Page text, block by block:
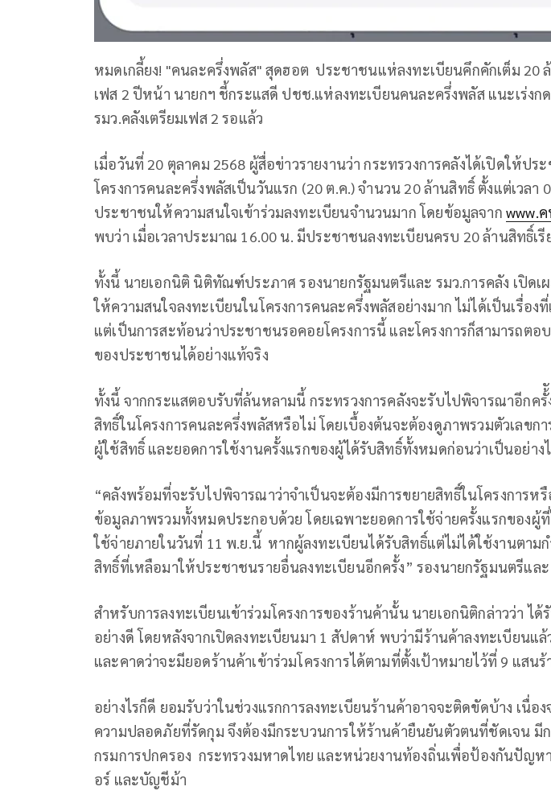
หมดเกลี้ยง! "คนละครึ่งพลัส" สุดฮอต ประชาชนแห่ลงทะเบียนคึกคักเต็ม 20
เฟส 2 ปีหน้า นายกฯ ชี้กระแสดี ปชช.แห่ลงทะเบียนคนละครึ่งพลัส แนะเร่งก
รมว.คลังเตรียมเฟส 2 รอแล้ว
เมื่อวันที่ 20 ตุลาคม 2568 ผู้สื่อข่าวรายงานว่า กระทรวงการคลังได้เปิดให้ปร
โครงการคนละครึ่งพลัสเป็นวันแรก (20 ต.ค.) จำนวน 20 ล้านสิทธิ์ ตั้งแต่เวลา
ประชาชนให้ความสนใจเข้าร่วมลงทะเบียนจำนวนมาก โดยข้อมูลจาก www.
พบว่า เมื่อเวลาประมาณ 16.00 น. มีประชาชนลงทะเบียนครบ 20 ล้านสิทธิ์เรี
ทั้งนี้ นายเอกนิติ นิติทัณฑ์ประภาศ รองนายกรัฐมนตรีและ รมว.การคลัง เปิดเ
ให้ความสนใจลงทะเบียนในโครงการคนละครึ่งพลัสอย่างมาก ไม่ได้เป็นเรื่อง
แต่เป็นการสะท้อนว่าประชาชนรอคอยโครงการนี้ และโครงการก็สามารถตอ
ของประชาชนได้อย่างแท้จริง
ทั้งนี้ จากกระแสตอบรับที่ล้นหลามนี้ กระทรวงการคลังจะรับไปพิจารณาอีกครั้ั
สิทธิ์ในโครงการคนละครึ่งพลัสหรือไม่ โดยเบื้องต้นจะต้องดูภาพรวมตัวเลขก
ผู้ใช้สิทธิ์ และยอดการใช้งานครั้งแรกของผู้ได้รับสิทธิ์ทั้งหมดก่อนว่าเป็นอย่าง
“คลังพร้อมที่จะรับไปพิจารณาว่าจำเป็นจะต้องมีการขยายสิทธิ์ในโครงการห
ข้อมูลภาพรวมทั้งหมดประกอบด้วย โดยเฉพาะยอดการใช้จ่ายครั้งแรกของผู้
ใช้จ่ายภายในวันที่ 11 พ.ย.นี้ หากผู้ลงทะเบียนได้รับสิทธิ์แต่ไม่ได้ใช้งานตาม
สิทธิ์ที่เหลือมาให้ประชาชนรายอื่นลงทะเบียนอีกครั้ง” รองนายกรัฐมนตรีและ
สำหรับการลงทะเบียนเข้าร่วมโครงการของร้านค้านั้น นายเอกนิติกล่าวว่า ไ
อย่างดี โดยหลังจากเปิดลงทะเบียนมา 1 สัปดาห์ พบว่ามีร้านค้าลงทะเบียนแล้
และคาดว่าจะมียอดร้านค้าเข้าร่วมโครงการได้ตามที่ตั้งเป้าหมายไว้ที่ 9 แสนร้
อย่างไรก็ดี ยอมรับว่าในช่วงแรกการลงทะเบียนร้านค้าอาจจะติดขัดบ้าง เนื่อ
ความปลอดภัยที่รัดกุม จึงต้องมีกระบวนการให้ร้านค้ายืนยันตัวตนที่ชัดเจน มี
กรมการปกครอง กระทรวงมหาดไทย และหน่วยงานท้องถิ่นเพื่อป้องกันปัญห
อร์ และบัญชีม้า